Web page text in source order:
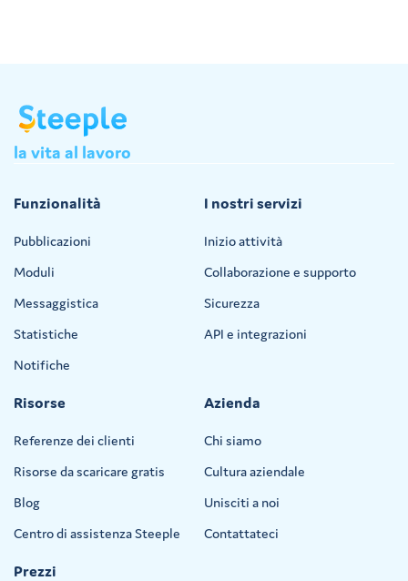
la vita al lavoro
Funzionalità
Pubblicazioni
Moduli
Messaggistica
Statistiche
Notifiche
I nostri servizi
Inizio attività
Collaborazione e supporto
Sicurezza
API e integrazioni
Risorse
Referenze dei clienti
Risorse da scaricare gratis
Blog
Centro di assistenza Steeple
Azienda
Chi siamo
Cultura aziendale
Unisciti a noi
Contattateci
Prezzi